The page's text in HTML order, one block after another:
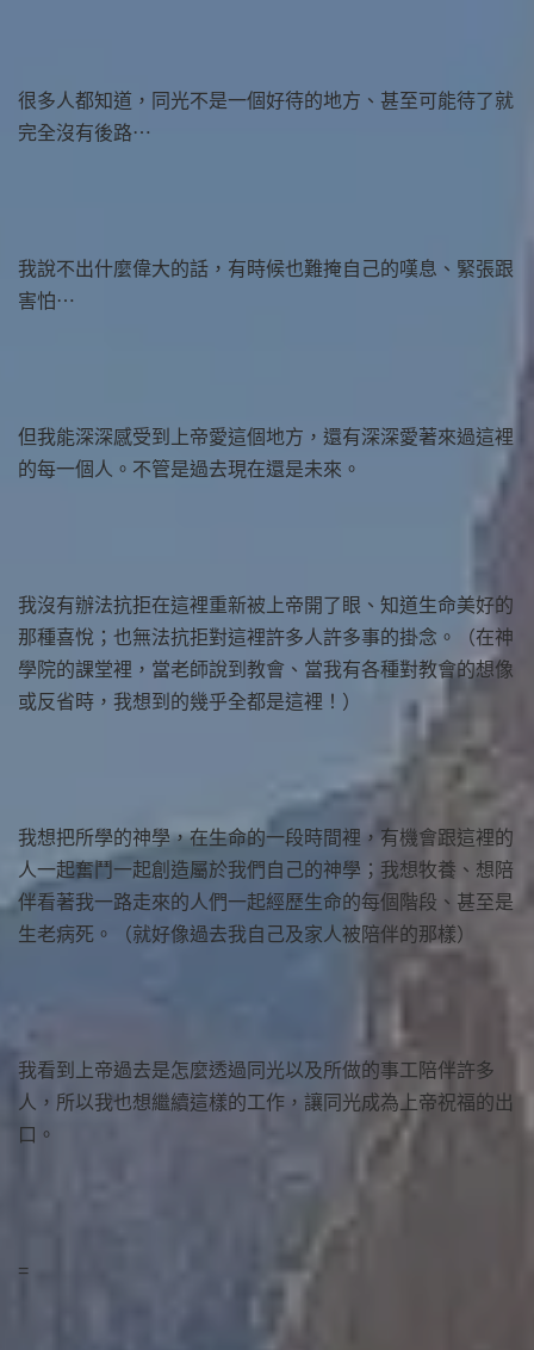
很多人都知道，同光不是一個好待的地方、甚至可能待了就
完全沒有後路⋯
我說不出什麼偉大的話，有時候也難掩自己的嘆息、緊張跟
害怕⋯
但我能深深感受到上帝愛這個地方，還有深深愛著來過這裡
的每一個人。不管是過去現在還是未來。
我沒有辦法抗拒在這裡重新被上帝開了眼、知道生命美好的
那種喜悅；也無法抗拒對這裡許多人許多事的掛念。（在神
學院的課堂裡，當老師說到教會、當我有各種對教會的想像
或反省時，我想到的幾乎全都是這裡！）
我想把所學的神學，在生命的一段時間裡，有機會跟這裡的
人一起奮鬥一起創造屬於我們自己的神學；我想牧養、想陪
伴看著我一路走來的人們一起經歷生命的每個階段、甚至是
生老病死。（就好像過去我自己及家人被陪伴的那樣）
我看到上帝過去是怎麼透過同光以及所做的事工陪伴許多
人，所以我也想繼續這樣的工作，讓同光成為上帝祝福的出
口。
=